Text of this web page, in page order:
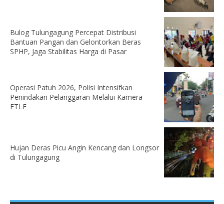
Bulog Tulungagung Percepat Distribusi
Bantuan Pangan dan Gelontorkan Beras
SPHP, Jaga Stabilitas Harga di Pasar
Operasi Patuh 2026, Polisi Intensifkan
Penindakan Pelanggaran Melalui Kamera
ETLE
Hujan Deras Picu Angin Kencang dan Longsor
di Tulungagung